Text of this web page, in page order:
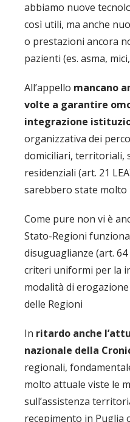
abbiamo nuove
così utili, ma anche
o prestazioni ancora
pazienti (es. asma,
All’appello mancano
volte a garantire
integrazione
organizzativa dei
domiciliari, territoriali,
residenziali (art. 21
sarebbero state molto
Come pure non vi è
Stato-Regioni
disuguaglianze (art. 64
criteri uniformi per la
modalità di
delle Regioni
In ritardo anche
nazionale della
regionali,
molto attuale viste le
sull’assistenza
recepimento in Puglia